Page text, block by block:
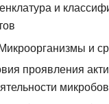
и
и
проявления
микробов